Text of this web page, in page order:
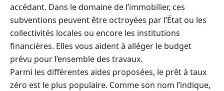
accédant. Dans le domaine de l’immobilier, ces
subventions peuvent être octroyées par l’État ou les
collectivités locales ou encore les institutions
financières. Elles vous aident à alléger le budget
prévu pour l’ensemble des travaux.
Parmi les différentes aides proposées, le prêt à taux
zéro est le plus populaire. Comme son nom l’indique,